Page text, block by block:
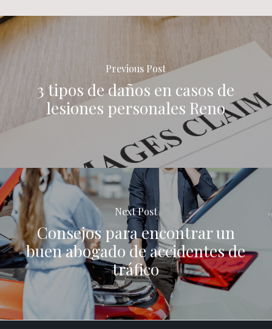
Previous Post
3 tipos de daños en casos de
lesiones personales Reno
Next Post
Consejos para encontrar un
buen abogado de accidentes de
tráfico